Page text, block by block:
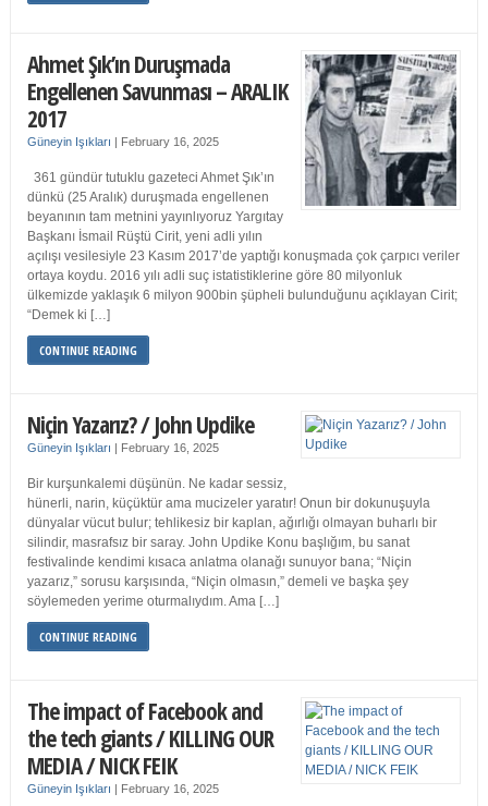
Ahmet Şık’ın Duruşmada
Engellenen Savunması – ARALIK
2017
Güneyin Işıkları | February 16, 2025
361 gündür tutuklu gazeteci Ahmet Şık’ın
dünkü (25 Aralık) duruşmada engellenen
beyanının tam metnini yayınlıyoruz Yargıtay
Başkanı İsmail Rüştü Cirit, yeni adli yılın
açılışı vesilesiyle 23 Kasım 2017’de yaptığı konuşmada çok çarpıcı veriler
ortaya koydu. 2016 yılı adli suç istatistiklerine göre 80 milyonluk
ülkemizde yaklaşık 6 milyon 900bin şüpheli bulunduğunu açıklayan Cirit;
“Demek ki […]
CONTINUE READING
Niçin Yazarız? / John Updike
Güneyin Işıkları | February 16, 2025
Bir kurşunkalemi düşünün. Ne kadar sessiz,
hünerli, narin, küçüktür ama mucizeler yaratır! Onun bir dokunuşuyla
dünyalar vücut bulur; tehlikesiz bir kaplan, ağırlığı olmayan buharlı bir
silindir, masrafsız bir saray. John Updike Konu başlığım, bu sanat
festivalinde kendimi kısaca anlatma olanağı sunuyor bana; “Niçin
yazarız,” sorusu karşısında, “Niçin olmasın,” demeli ve başka şey
söylemeden yerime oturmalıydım. Ama […]
CONTINUE READING
The impact of Facebook and
the tech giants / KILLING OUR
MEDIA / NICK FEIK
Güneyin Işıkları | February 16, 2025